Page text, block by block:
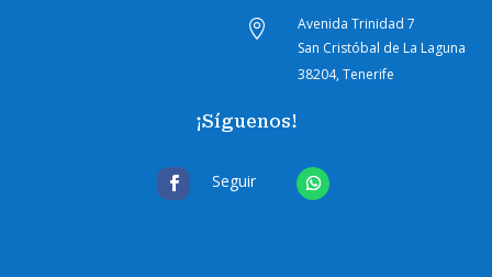

Avenida Trinidad 7
San Cristóbal de La Laguna
38204, Tenerife
¡Síguenos!
Seguir